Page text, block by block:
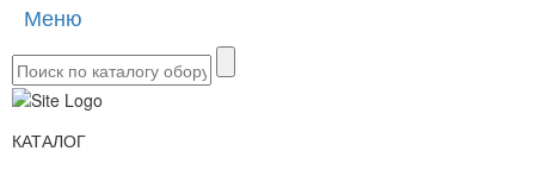
Меню
КАТАЛОГ